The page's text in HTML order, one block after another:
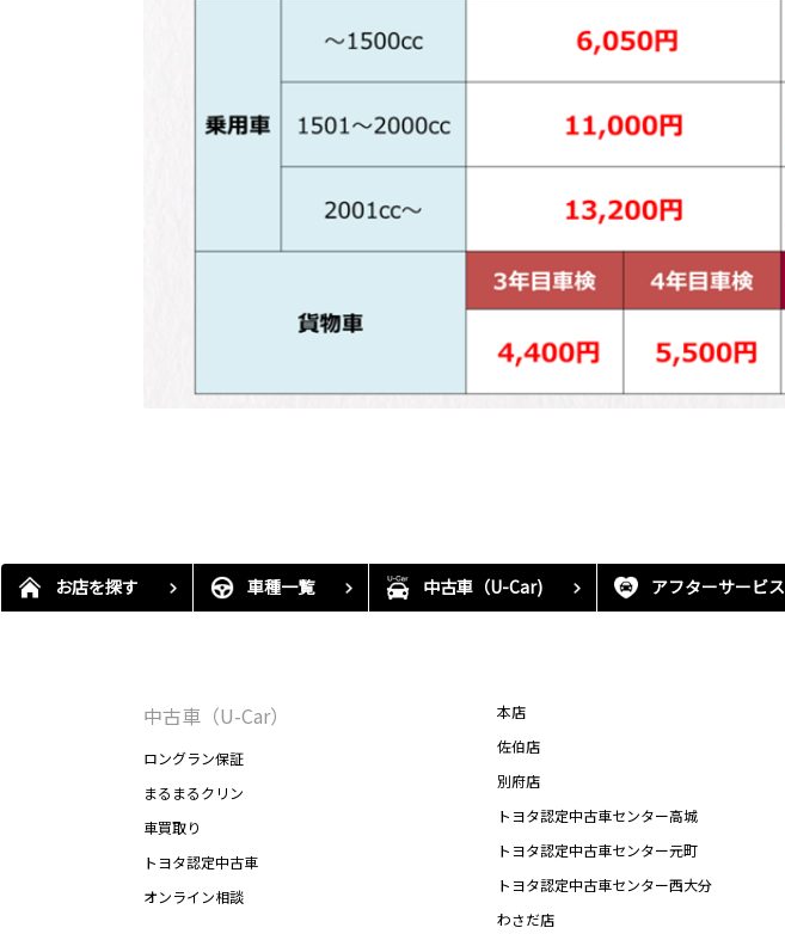
お店を探す 車種一覧 中古車（U-Car) アフターサービス
中古車（U-Car）
ロングラン保証
まるまるクリン
車買取り
トヨタ認定中古車
オンライン相談
本店
佐伯店
別府店
トヨタ認定中古車センター高城
トヨタ認定中古車センター元町
トヨタ認定中古車センター西大分
わさだ店